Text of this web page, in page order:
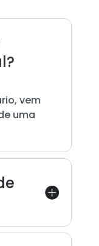
vem
uma